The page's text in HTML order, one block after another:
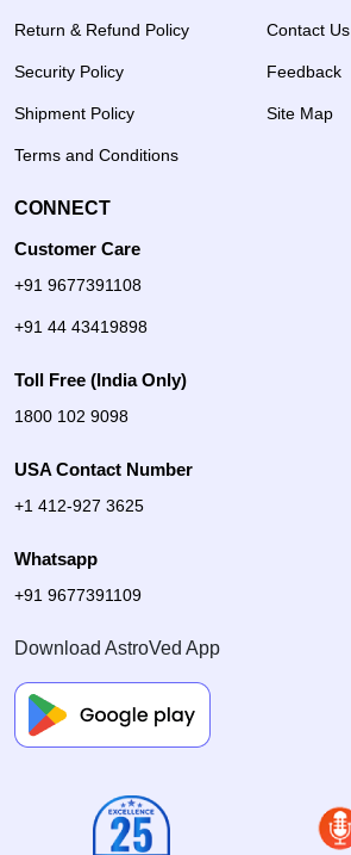
Return & Refund Policy
Security Policy
Shipment Policy
Terms and Conditions
Contact Us
Feedback
Site Map
CONNECT
Customer Care
+91 9677391108
+91 44 43419898
Toll Free (India Only)
1800 102 9098
USA Contact Number
+1 412-927 3625
Whatsapp
+91 9677391109
Download AstroVed App